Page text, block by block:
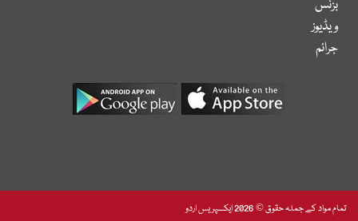
بزنس
ویڈیوز
جرائم
تمام مواد کے جملہ حقوق © 2026 ایکسپریس اردو